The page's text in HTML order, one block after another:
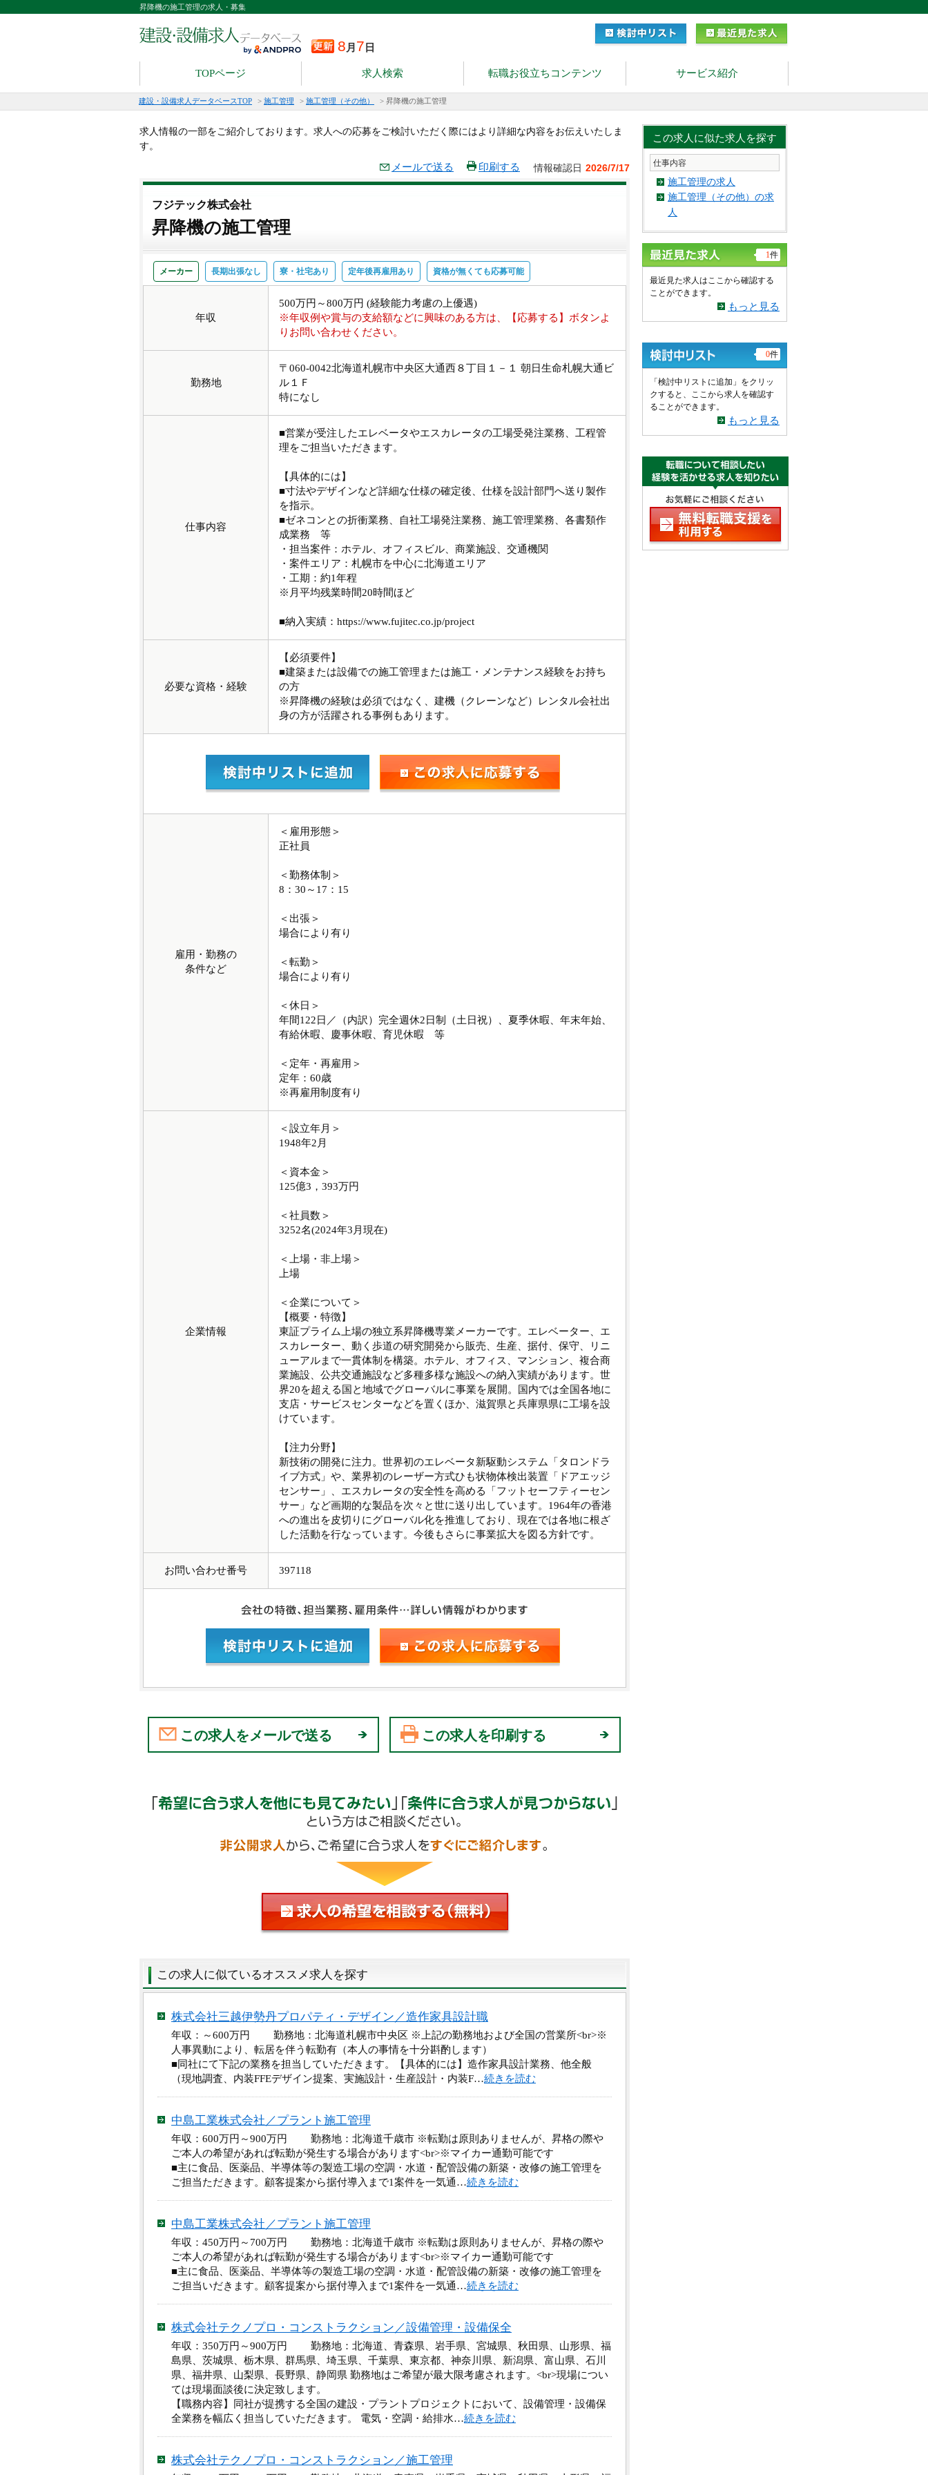
昇降機の施工管理の求人・募集
8 月 7 日
TOPページ 求人検索 転職お役立ちコンテンツ サービス紹介
建設・設備求人データベースTOP > 施工管理 > 施工管理（その他） > 昇降機の施工管理
求人情報の一部をご紹介しております。求人への応募をご検討いただく際にはより詳細な内容をお伝えいたしま
す。
情報確認日 2026/7/17
メールで送る 印刷する
フジテック株式会社
昇降機の施工管理
メーカー 長期出張なし 寮・社宅あり 定年後再雇用あり 資格が無くても応募可能
年収
500万円～800万円 (経験能力考慮の上優遇)
※年収例や賞与の支給額などに興味のある方は、【応募する】ボタンよ
りお問い合わせください。
勤務地
〒060-0042北海道札幌市中央区大通西８丁目１－１ 朝日生命札幌大通ビ
ル１Ｆ
特になし
仕事内容
■営業が受注したエレベータやエスカレータの工場受発注業務、工程管
理をご担当いただきます。
【具体的には】
■寸法やデザインなど詳細な仕様の確定後、仕様を設計部門へ送り製作
を指示。
■ゼネコンとの折衝業務、自社工場発注業務、施工管理業務、各書類作
成業務 等
・担当案件：ホテル、オフィスビル、商業施設、交通機関
・案件エリア：札幌市を中心に北海道エリア
・工期：約1年程
※月平均残業時間20時間ほど
■納入実績：https://www.fujitec.co.jp/project
必要な資格・経験
【必須要件】
■建築または設備での施工管理または施工・メンテナンス経験をお持ち
の方
※昇降機の経験は必須ではなく、建機（クレーンなど）レンタル会社出
身の方が活躍される事例もあります。
雇用・勤務の
条件など
＜雇用形態＞
正社員
＜勤務体制＞
8：30～17：15
＜出張＞
場合により有り
＜転勤＞
場合により有り
＜休日＞
年間122日／（内訳）完全週休2日制（土日祝）、夏季休暇、年末年始、
有給休暇、慶事休暇、育児休暇 等
＜定年・再雇用＞
定年：60歳
※再雇用制度有り
企業情報
＜設立年月＞
1948年2月
＜資本金＞
125億3，393万円
＜社員数＞
3252名(2024年3月現在)
＜上場・非上場＞
上場
＜企業について＞
【概要・特徴】
東証プライム上場の独立系昇降機専業メーカーです。エレベーター、エ
スカレーター、動く歩道の研究開発から販売、生産、据付、保守、リニ
ューアルまで一貫体制を構築。ホテル、オフィス、マンション、複合商
業施設、公共交通施設など多種多様な施設への納入実績があります。世
界20を超える国と地域でグローバルに事業を展開。国内では全国各地に
支店・サービスセンターなどを置くほか、滋賀県と兵庫県県に工場を設
けています。
【注力分野】
新技術の開発に注力。世界初のエレベータ新駆動システム「タロンドラ
イブ方式」や、業界初のレーザー方式ひも状物体検出装置「ドアエッジ
センサー」、エスカレータの安全性を高める「フットセーフティーセン
サー」など画期的な製品を次々と世に送り出しています。1964年の香港
への進出を皮切りにグローバル化を推進しており、現在では各地に根ざ
した活動を行なっています。今後もさらに事業拡大を図る方針です。
お問い合わせ番号 397118
この求人をメールで送る この求人を印刷する
この求人に似ているオススメ求人を探す
株式会社三越伊勢丹プロパティ・デザイン／造作家具設計職
年収：～600万円 勤務地：北海道札幌市中央区 ※上記の勤務地および全国の営業所<br>※
人事異動により、転居を伴う転勤有（本人の事情を十分斟酌します）
■同社にて下記の業務を担当していただきます。【具体的には】造作家具設計業務、他全般
（現地調査、内装FFEデザイン提案、実施設計・生産設計・内装F…続きを読む
中島工業株式会社／プラント施工管理
年収：600万円～900万円 勤務地：北海道千歳市 ※転勤は原則ありませんが、昇格の際や
ご本人の希望があれば転勤が発生する場合があります<br>※マイカー通勤可能です
■主に食品、医薬品、半導体等の製造工場の空調・水道・配管設備の新築・改修の施工管理を
ご担当ただきます。顧客提案から据付導入まで1案件を一気通…続きを読む
中島工業株式会社／プラント施工管理
年収：450万円～700万円 勤務地：北海道千歳市 ※転勤は原則ありませんが、昇格の際や
ご本人の希望があれば転勤が発生する場合があります<br>※マイカー通勤可能です
■主に食品、医薬品、半導体等の製造工場の空調・水道・配管設備の新築・改修の施工管理を
ご担当いだきます。顧客提案から据付導入まで1案件を一気通…続きを読む
株式会社テクノプロ・コンストラクション／設備管理・設備保全
年収：350万円～900万円 勤務地：北海道、青森県、岩手県、宮城県、秋田県、山形県、福
島県、茨城県、栃木県、群馬県、埼玉県、千葉県、東京都、神奈川県、新潟県、富山県、石川
県、福井県、山梨県、長野県、静岡県 勤務地はご希望が最大限考慮されます。<br>現場につい
ては現場面談後に決定致します。
【職務内容】同社が提携する全国の建設・プラントプロジェクトにおいて、設備管理・設備保
全業務を幅広く担当していただきます。 電気・空調・給排水…続きを読む
株式会社テクノプロ・コンストラクション／施工管理
この求人に似た求人を探す
仕事内容
施工管理の求人
施工管理（その他）の求
人
1件
最近見た求人はここから確認する
ことができます。
もっと見る
0件
「検討中リストに追加」をクリッ
クすると、ここから求人を確認す
ることができます。
もっと見る